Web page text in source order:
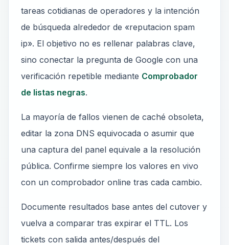
tareas cotidianas de operadores y la intención
de búsqueda alrededor de «reputacion spam
ip». El objetivo no es rellenar palabras clave,
sino conectar la pregunta de Google con una
verificación repetible mediante Comprobador
de listas negras.
La mayoría de fallos vienen de caché obsoleta,
editar la zona DNS equivocada o asumir que
una captura del panel equivale a la resolución
pública. Confirme siempre los valores en vivo
con un comprobador online tras cada cambio.
Documente resultados base antes del cutover y
vuelva a comparar tras expirar el TTL. Los
tickets con salida antes/después del